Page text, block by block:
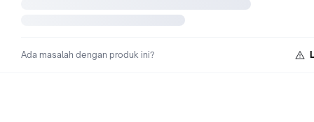
Ada masalah dengan produk ini?